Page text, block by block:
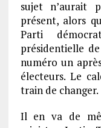
sujet n’aurait
présent, alors
Parti
présidentielle
numéro un
électeurs. Le
train de changer.
Il en va de